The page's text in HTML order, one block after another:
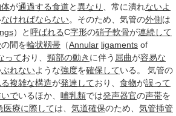
が通過する食道と異なり 、常に潰れないよ
なければならない。そのため、気管の外側は
）と呼ばれるC字形の硝子軟骨が連続して
の間を輪状靱帯 （Annular ligaments of
っており、 頸部の動き に伴う 屈曲が容易な
ぶれないような強度を確保している。 気管の
複雑な構造が発達しており、 食物が誤って
いでいるほか、 哺乳類では発声器官の声帯を
医療に際しては、 気道確保のため、 気管挿管